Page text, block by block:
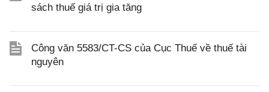
sách thuế giá trị gia tăng
Công văn 5583/CT-CS của Cục Thuế về thuế tài
nguyên